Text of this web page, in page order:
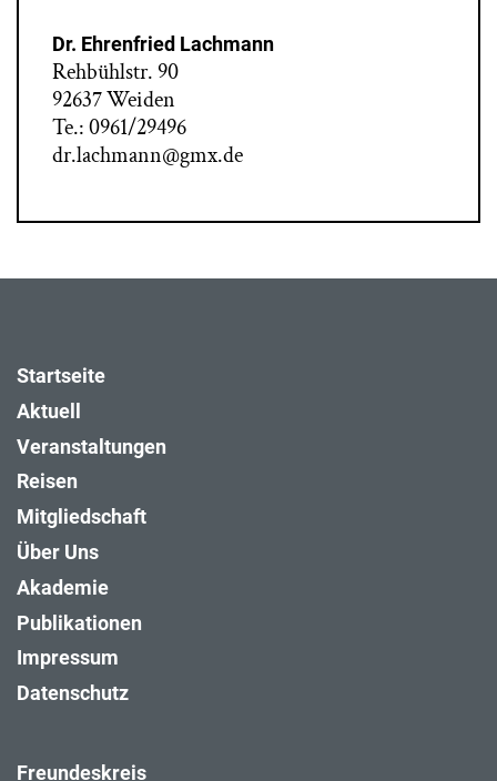
Dr. Ehrenfried Lachmann
Rehbühlstr. 90
92637 Weiden
Te.: 0961/29496
dr.lachmann@gmx.de
Freundeskreis
Startseite
Aktuell
Veranstaltungen
Reisen
Mitgliedschaft
Über Uns
Akademie
Publikationen
Impressum
Datenschutz